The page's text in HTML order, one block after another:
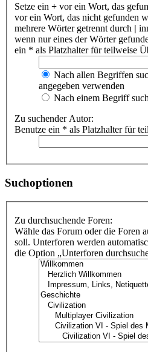
Setze ein + vor ein Wort, das
vor ein Wort, das nicht gefunden
mehrere Wörter getrennt durch |
wenn nur eines der Wörter
ein * als Platzhalter für teilweise
Nach allen Begriffen
angegeben verwenden
Nach einem Begriff
Zu suchender Autor:
Benutze ein * als Platzhalter für
Suchoptionen
Zu durchsuchende Foren:
Wähle das Forum oder die Foren
soll. Unterforen werden
die Option „Unterforen